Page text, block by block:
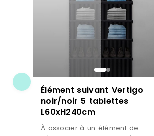
Élément suivant Vertigo
noir/noir 5 tablettes
L60xH240cm
À associer à un élément de